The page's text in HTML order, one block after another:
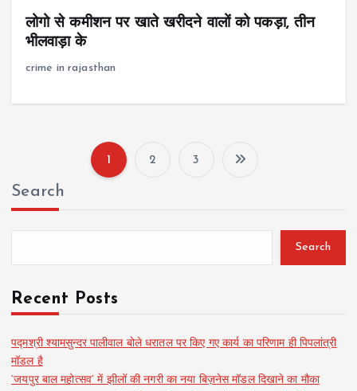
लोगो से कमीशन पर खाते खरीदने वालों को पकड़ा, तीन
भीलवाड़ा के
crime in rajasthan
s
p
1 2 3
Search
Search
Recent Posts
पद्मश्री श्यामसुन्दर पालीवाल बोले धरातल पर किए गए कार्य का परिणाम ही पिपलांत्री
मॉडल है
‘जयपुर बाल महोत्सव’ में झीलों की नगरी का नया बिज़नेस मॉडल दिखाने का मौका